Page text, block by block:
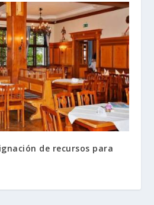
de recursos para